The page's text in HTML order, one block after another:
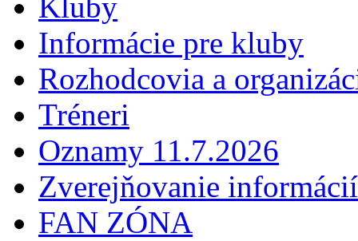
Kluby
Informácie pre kluby
Rozhodcovia a
Tréneri
Oznamy 11.7.2026
Zverejňovanie informácií
FAN ZÓNA